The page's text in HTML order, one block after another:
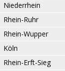
Niederrhein
Rhein-Ruhr
Rhein-Wupper
Köln
Rhein-Erft-Sieg